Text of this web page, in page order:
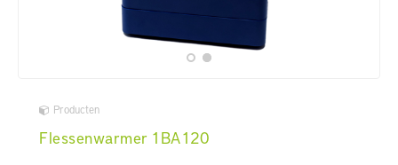
Producten
Flessenwarmer 1BA120